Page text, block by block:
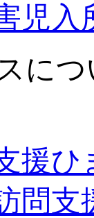
児入
に
援ひ
問支